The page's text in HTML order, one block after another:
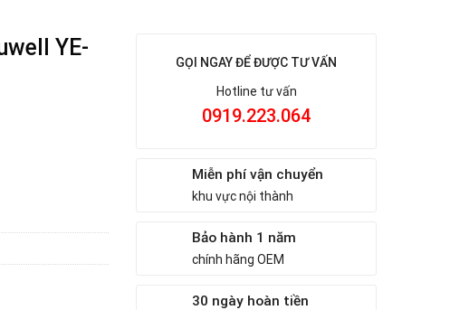
YE-
số lượng
GỌI NGAY ĐỂ ĐƯỢC TƯ VẤN
Hotline tư vấn
0919.223.064
Miễn phí vận chuyển
khu vực nội thành
Bảo hành 1 năm
chính hãng OEM
30 ngày hoàn tiền